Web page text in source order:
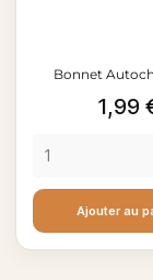
Bonnet
Prix
1,99
Ajouter au